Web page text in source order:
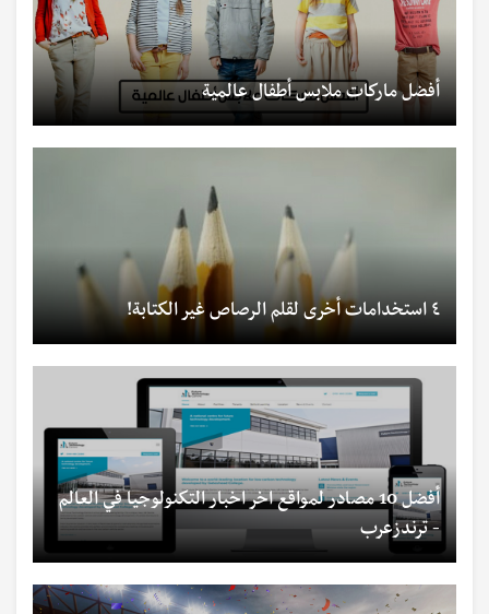
أفضل ماركات ملابس أطفال عالمية
٤ استخدامات أخرى لقلم الرصاص غير الكتابة!
أفضل 10 مصادر لمواقع اخر اخبار التكنولوجيا في العالم
- ترندزعرب